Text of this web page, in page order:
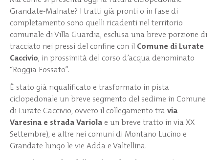
Grandate-Malnate? I tratti già pronti o in fase di
completamento sono quelli ricadenti nel territorio
comunale di Villa Guardia, esclusa una breve porzione di
tracciato nei pressi del confine con il Comune di Lurate
Caccivio, in prossimità del corso d’acqua denominato
“Roggia Fossato”.
È stato già riqualificato e trasformato in pista
ciclopedonale un breve segmento del sedime in Comune
di Lurate Caccivio, ovvero il collegamento travia
Varesina e strada Variola e un breve tratto in via XX
Settembre), e altre nei comuni di Montano Lucino e
Grandate lungo le vie Adda e Valtellina.